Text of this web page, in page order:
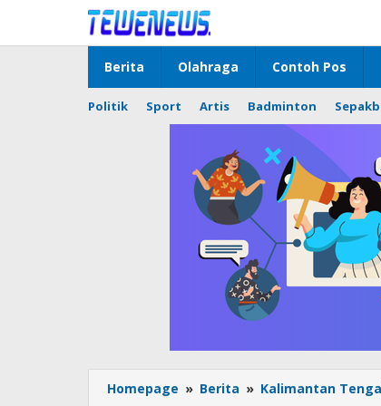
konten
Berita Olahraga Contoh Pos
Politik Sport Artis Badminton
Homepage » Berita » Kalimantan